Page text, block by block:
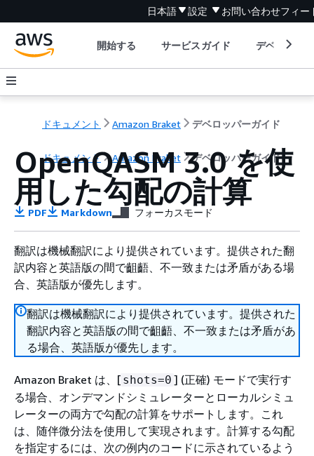
日本語 設定 お問い合わせフィー
開始する サービスガイド デベロッパ
ドキュメント Amazon Braket デベロッパーガイド
ドキュメント Amazon Braket デベロッパーガイド
OpenQASM 3.0 を使
用した勾配の計算
PDF Markdown フォーカスモード
翻訳は機械翻訳により提供されています。提供された翻
訳内容と英語版の間で齟齬、不一致または矛盾がある場
合、英語版が優先します。
翻訳は機械翻訳により提供されています。提供された
翻訳内容と英語版の間で齟齬、不一致または矛盾があ
る場合、英語版が優先します。
Amazon Braket は、[ shots=0 ] (正確) モードで実行す
る場合、オンデマンドシミュレーターとローカルシミュ
レーターの両方で勾配の計算をサポートします。これ
は、随伴微分法を使用して実現されます。計算する勾配
を指定するには、次の例内のコードに示されているよう